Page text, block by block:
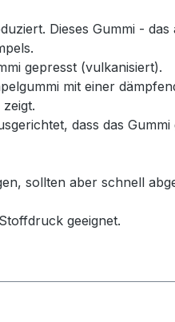
Dieses Gummi -
gepresst (vulkanisiert).
mit einer
dass das
sollten aber schnell
geeignet.